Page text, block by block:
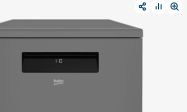
Встраиваемые холодильники
Встраиваемые морозильные камеры